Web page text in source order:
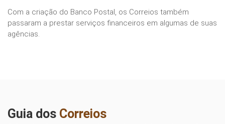
Com a criação do Banco Postal, os Correios também
passaram a prestar serviços financeiros em algumas de suas
agências.
Guia dos Correios